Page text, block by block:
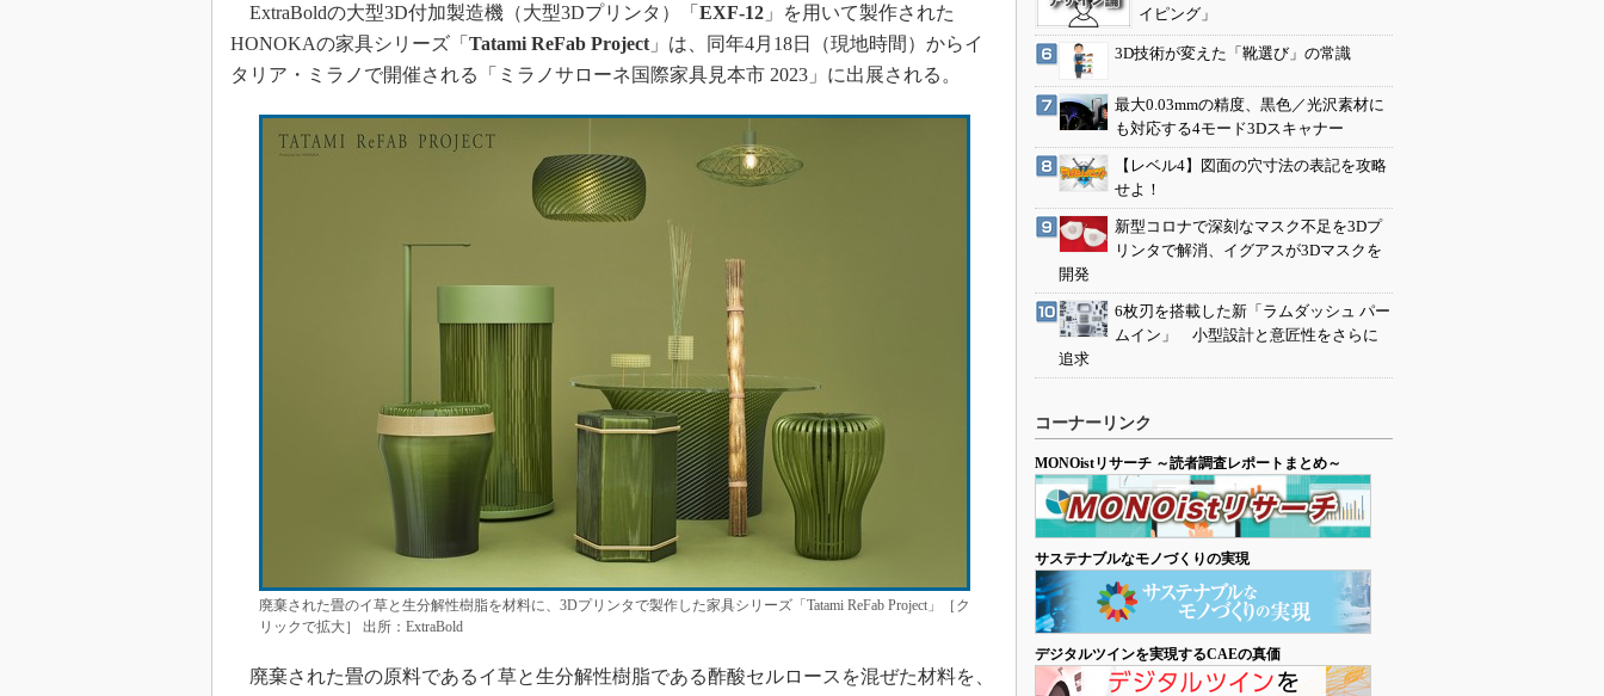
製造業ビッグデータ
メイドインジャパン
海外生産
新型コロナへの対応
ExtraBoldの大型3D付加製造機（大型3Dプリンタ）「 EXF-12 」を用いて製作された
HONOKAの家具シリーズ「 Tatami ReFab Project 」は、同年4月18日（現地時間）からイ
タリア・ミラノで開催される「ミラノサローネ国際家具見本市 2023」に出展される。
廃棄された畳のイ草と生分解性樹脂を材料に、3Dプリンタで製作した家具シリーズ「Tatami ReFab Project」［ク
リックで拡大］ 出所：ExtraBold
廃棄された畳の原料であるイ草と生分解性樹脂である酢酸セルロースを混ぜた材料を、
イピング」
3D技術が変えた「靴選び」の常識
最大0.03mmの精度、黒色／光沢素材に
も対応する4モード3Dスキャナー
【レベル4】図面の穴寸法の表記を攻略
せよ！
新型コロナで深刻なマスク不足を3Dプ
リンタで解消、イグアスが3Dマスクを
開発
6枚刃を搭載した新「ラムダッシュ パー
ムイン」 小型設計と意匠性をさらに
追求
コーナーリンク
MONOistリサーチ ～読者調査レポートまとめ～
サステナブルなモノづくりの実現
デジタルツインを実現するCAEの真価